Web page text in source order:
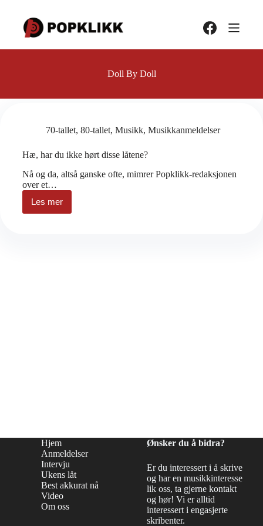
innholdet
Doll By Doll
70-tallet, 80-tallet, Musikk, Musikkanmeldelser
Hæ, har du ikke hørt disse låtene?
Nå og da, altså ganske ofte, mimrer Popklikk-redaksjonen
over et…
Les mer
Hæ,
har
Hjem
Anmeldelser
Intervju
Ukens låt
Best akkurat nå
Video
Om oss
Ønsker du å bidra?
Er du interessert i å skrive
og har en musikkinteresse
lik oss, ta gjerne kontakt
og hør! Vi er alltid
interessert i engasjerte
skribenter.